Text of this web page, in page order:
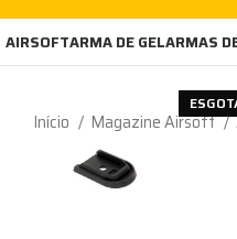
AIRSOFTARMA DE GELARMAS
Início Magazine Airsoft